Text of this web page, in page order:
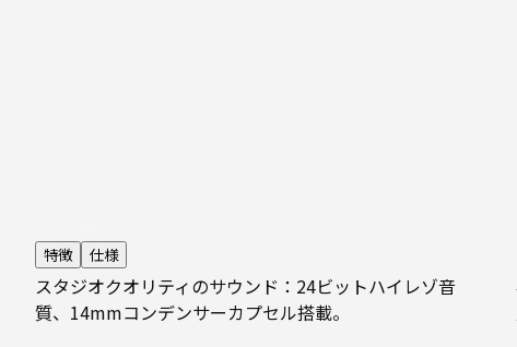
特徴 仕様
スタジオクオリティのサウンド：24ビットハイレゾ音
質、14mmコンデンサーカプセル搭載。